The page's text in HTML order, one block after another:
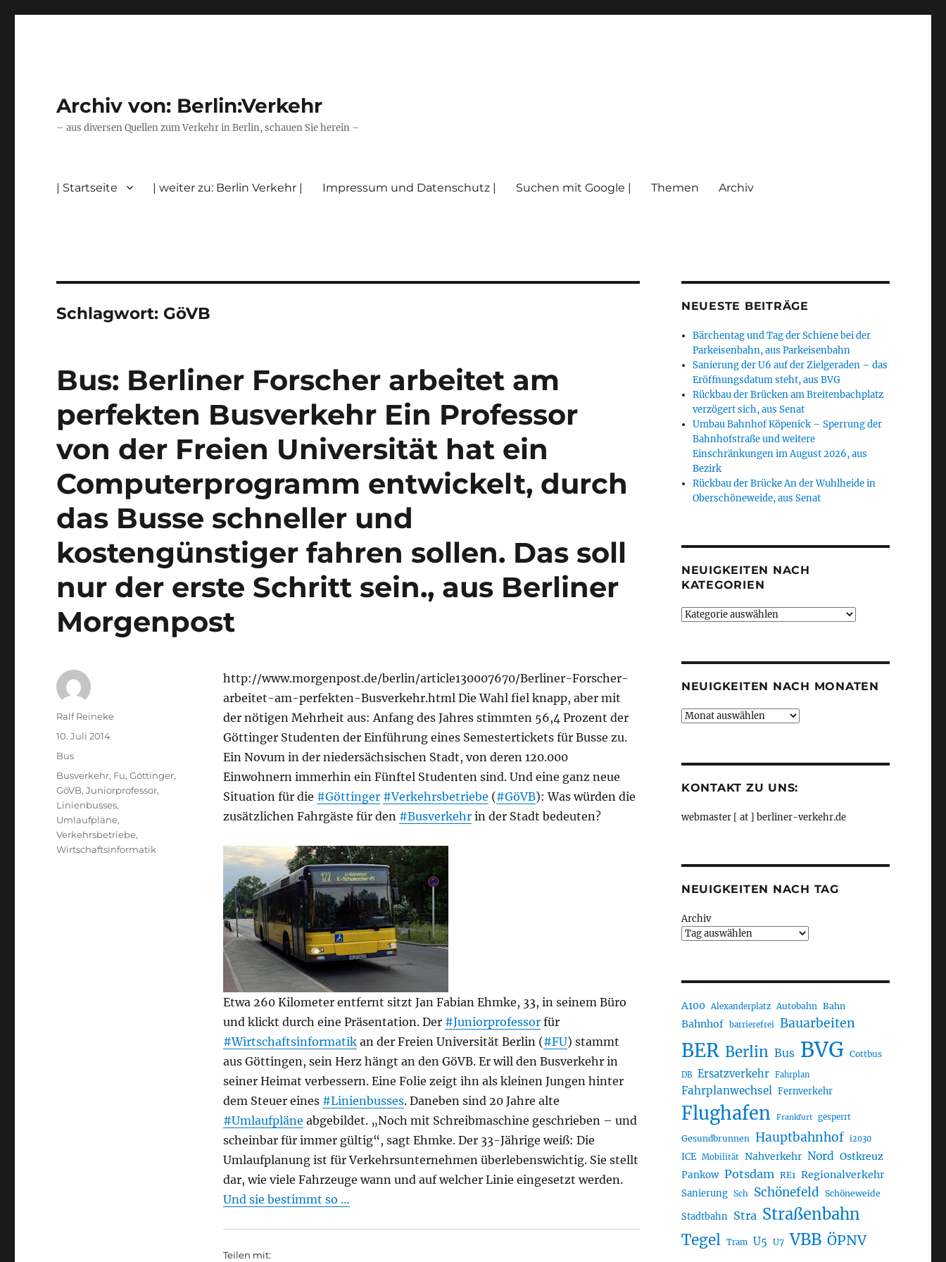
Archiv von: Berlin:Verkehr
– aus diversen Quellen zum Verkehr in Berlin, schauen Sie herein –
| Startseite | weiter zu: Berlin Verkehr | Impressum und Datenschutz | Suchen mit Google | Themen Archiv
Schlagwort: GöVB
Bus: Berliner Forscher arbeitet am
perfekten Busverkehr Ein Professor
von der Freien Universität hat ein
Computerprogramm entwickelt, durch
das Busse schneller und
kostengünstiger fahren sollen. Das soll
nur der erste Schritt sein., aus Berliner
Morgenpost
http://www.morgenpost.de/berlin/article130007670/Berliner-Forscher-
arbeitet-am-perfekten-Busverkehr.html Die Wahl fiel knapp, aber mit
der nötigen Mehrheit aus: Anfang des Jahres stimmten 56,4 Prozent der
Göttinger Studenten der Einführung eines Semestertickets für Busse zu.
Ein Novum in der niedersächsischen Stadt, von deren 120.000
Einwohnern immerhin ein Fünftel Studenten sind. Und eine ganz neue
Situation für die #Göttinger #Verkehrsbetriebe (#GöVB): Was würden die
zusätzlichen Fahrgäste für den #Busverkehrin der Stadt bedeuten?
Etwa 260 Kilometer entfernt sitzt Jan Fabian Ehmke, 33, in seinem Büro
und klickt durch eine Präsentation. Der #Juniorprofessorfür
#Wirtschaftsinformatikan der Freien Universität Berlin (#FU) stammt
aus Göttingen, sein Herz hängt an den GöVB. Er will den Busverkehr in
seiner Heimat verbessern. Eine Folie zeigt ihn als kleinen Jungen hinter
dem Steuer eines #Linienbusses. Daneben sind 20 Jahre alte
#Umlaufpläne abgebildet. „Noch mit Schreibmaschine geschrieben – und
scheinbar für immer gültig“, sagt Ehmke. Der 33-Jährige weiß: Die
Umlaufplanung ist für Verkehrsunternehmen überlebenswichtig. Sie stellt
dar, wie viele Fahrzeuge wann und auf welcher Linie eingesetzt werden.
Und sie bestimmt so …
Teilen mit:
Autor
Ralf Reineke
Veröffentlicht
10. Juli 2014
Kategorien
Bus
Schlagwörter
Busverkehr, Fu,Göttinger,
GöVB,Juniorprofessor,
Linienbusses,
Umlaufpläne,
Verkehrsbetriebe,
Wirtschaftsinformatik
NEUESTE BEITRÄGE
Bärchentag und Tag der Schiene bei der
Parkeisenbahn, aus Parkeisenbahn
Sanierung der U6 auf der Zielgeraden – das
Eröffnungsdatum steht, aus BVG
Rückbau der Brücken am Breitenbachplatz
verzögert sich, aus Senat
Umbau Bahnhof Köpenick – Sperrung der
Bahnhofstraße und weitere
Einschränkungen im August 2026, aus
Bezirk
Rückbau der Brücke An der Wuhlheide in
Oberschöneweide, aus Senat
NEUIGKEITEN NACH
KATEGORIEN
Neuigkeiten
NEUIGKEITEN NACH MONATEN
Neuigkeiten
KONTAKT ZU UNS:
webmaster [ at ] berliner-verkehr.de
NEUIGKEITEN NACH TAG
Archiv
A100 Alexanderplatz Autobahn Bahn
Bahnhof barrierefrei Bauarbeiten
BER Berlin Bus BVG Cottbus
DB Ersatzverkehr Fahrplan
Fahrplanwechsel Fernverkehr
Flughafen Frankfurt gesperrt
Gesundbrunnen Hauptbahnhof i2030
ICE Mobilität Nahverkehr Nord Ostkreuz
Pankow Potsdam RE1 Regionalverkehr
Sanierung Sch Schönefeld Schöneweide
Stadtbahn Stra Straßenbahn
Tegel Tram U5 U7 VBB ÖPNV